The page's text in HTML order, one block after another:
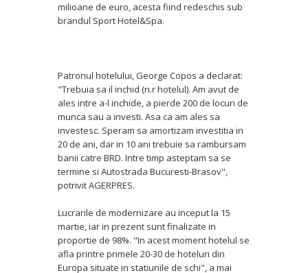
milioane de euro, acesta fiind redeschis sub
brandul Sport Hotel&Spa.
Patronul hotelului, George Copos a declarat:
"Trebuia sa il inchid (n.r hotelul). Am avut de
ales intre a-l inchide, a pierde 200 de locuri de
munca sau a investi. Asa ca am ales sa
investesc. Speram sa amortizam investitia in
20 de ani, dar in 10 ani trebuie sa rambursam
banii catre BRD. Intre timp asteptam sa se
termine si Autostrada Bucuresti-Brasov",
potrivit AGERPRES.
Lucrarile de modernizare au inceput la 15
martie, iar in prezent sunt finalizate in
proportie de 98%. "In acest moment hotelul se
afla printre primele 20-30 de hoteluri din
Europa situate in statiunile de schi", a mai